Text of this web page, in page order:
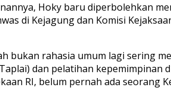
Hoky baru diperbolehkan
di Kejagung dan Komisi
bukan rahasia umum lagi sering
dan pelatihan kepemimpinan
RI, belum pernah ada seorang